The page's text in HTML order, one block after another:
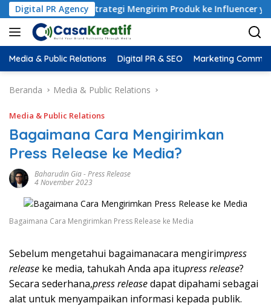
Digital PR Agency
Package: Strategi Mengirim Produk ke Influencer yang Benar
Media & Public Relations Digital PR & SEO Marketing
Beranda Media & Public Relations
Media & Public Relations
Bagaimana Cara Mengirimkan
Press Release ke Media?
Baharudin Gia-Press Release
4 November 2023
Bagaimana Cara Mengirimkan Press Release ke Media
Sebelum mengetahui bagaimanacara mengirimpress
release ke media, tahukah Anda apa itupress release?
Secara sederhana,press releasedapat dipahami sebagai
alat untuk menyampaikan informasi kepada publik.